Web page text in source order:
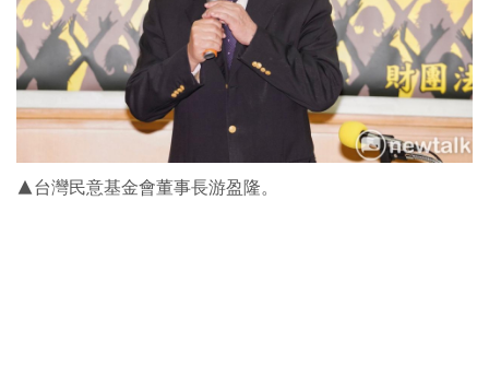
▲台灣民意基金會董事長游盈隆。